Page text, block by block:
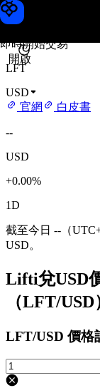
即時開始交易
開啟
Lifti 價格
LFT
USD
官網
白皮書
--
USD
+0.00%
1D
截至今日 --（
USD。
Lifti兌USD
（LFT/USD
LFT/USD 價格